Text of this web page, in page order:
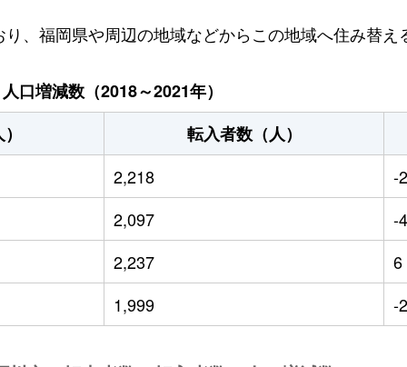
、福岡県や周辺の地域などからこの地域へ住み替
口増減数（2018～2021年）
転入者数（人）
2,218
-
2,097
-
2,237
6
1,999
-